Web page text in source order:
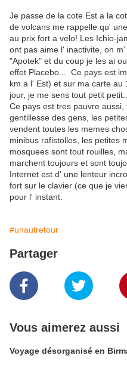
Je passe de la cote Est a la
de volcans me rappelle qu'
au prix fort a velo! Les Ichio-
ont pas aime l' inactivite, on
"Apotek" et du coup je les ai
effet Placebo... Ce pays est
km a l' Est) et sur ma carte
jour, je me sens tout petit petit...
Ce pays est tres pauvre
gentillesse des gens, les
vendent toutes les memes
minibus rafistolles, les petites
mosquees sont tout rouilles,
marchent toujours et sont
Internet est d' une lenteur
fort sur le clavier (ce que je
pour l' instant.
#unautretour
Partager
Vous aimerez aussi
Voyage désorganisé en